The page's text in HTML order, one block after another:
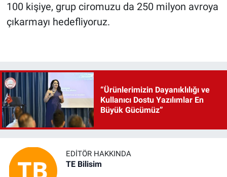
100 kişiye, grup ciromuzu da 250 milyon avroya
çıkarmayı hedefliyoruz.
“Ürünlerimizin Dayanıklılığı ve
Kullanıcı Dostu Yazılımlar En
Büyük Gücümüz”
EDITÖR HAKKINDA
TE Bilisim